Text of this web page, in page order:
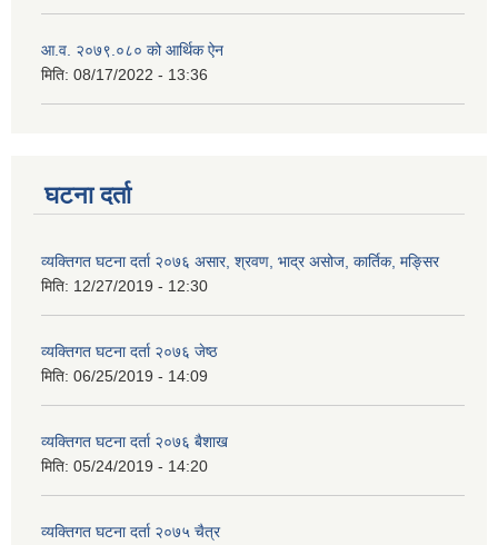
आ.व. २०७९.०८० को आर्थिक ऐन
मिति: 08/17/2022 - 13:36
घटना दर्ता
व्यक्तिगत घटना दर्ता २०७६ असार, श्रवण, भाद्र असोज, कार्तिक, मङ्सिर
मिति: 12/27/2019 - 12:30
व्यक्तिगत घटना दर्ता २०७६ जेष्ठ
मिति: 06/25/2019 - 14:09
व्यक्तिगत घटना दर्ता २०७६ बैशाख
मिति: 05/24/2019 - 14:20
व्यक्तिगत घटना दर्ता २०७५ चैत्र